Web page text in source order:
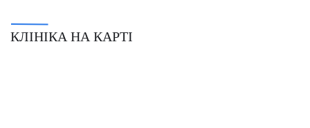
КЛІНІКА НА КАРТІ